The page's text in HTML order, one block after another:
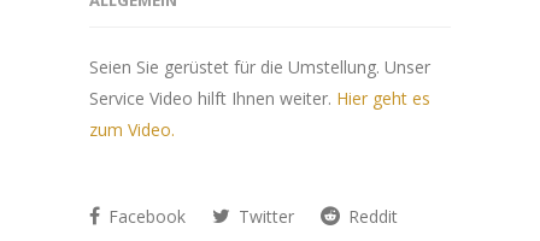
Seien Sie gerüstet für die Umstellung. Unser
Service Video hilft Ihnen weiter. Hier geht es
zum Video.
Facebook Twitter
Reddit